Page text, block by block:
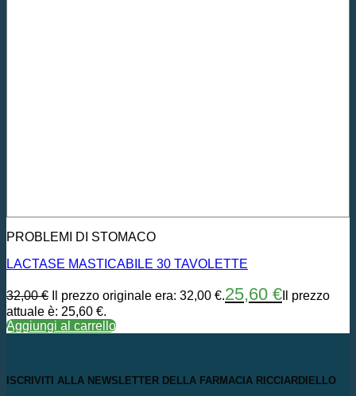
PROBLEMI DI STOMACO
LACTASE MASTICABILE 30 TAVOLETTE
32,00€ Il prezzo originale era: 32,00 €.25,60 € Il prezzo
attuale è: 25,60 €.
Aggiungi al carrello
ISCRIVITI ALLA NEWSLETTER DELLA FARMACIA RICCIARDIELLO